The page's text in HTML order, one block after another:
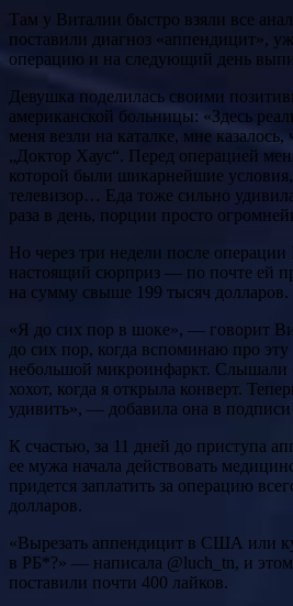
Там у Виталии быстро взяли все
поставили диагноз «аппендицит»,
операцию и на следующий день
Девушка поделилась своими
американской больницы: «Здесь
меня везли на каталке, мне казалось,
„Доктор Хаус“. Перед операцией
которой были шикарнейшие условия,
телевизор… Еда тоже сильно
раза в день, порции просто
Но через три недели после
настоящий сюрприз — по почте ей
на сумму свыше 199 тысяч долларов.
«Я до сих пор в шоке», — говорит
до сих пор, когда вспоминаю про
небольшой микроинфаркт. Слышали
хохот, когда я открыла конверт.
удивить», — добавила она в подписи
К счастью, за 11 дней до приступа
ее мужа начала действовать
придется заплатить за операцию
долларов.
«Вырезать аппендицит в США или
в РБ*?» — написала @luch_tn, и
поставили почти 400 лайков.